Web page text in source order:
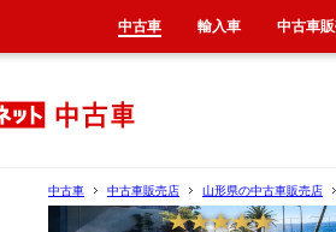
中古車 中古車販売店 山形県の中古車販売店
中古車 輸入車 中古車